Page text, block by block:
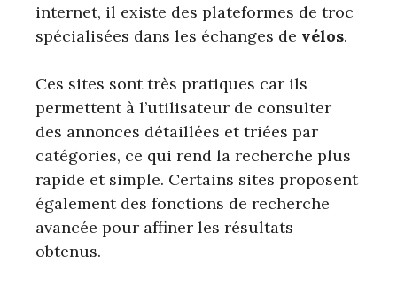
internet, il existe des plateformes de troc
spécialisées dans les échanges de vélos.
Ces sites sont très pratiques car ils
permettent à l’utilisateur de consulter
des annonces détaillées et triées par
catégories, ce qui rend la recherche plus
rapide et simple. Certains sites proposent
également des fonctions de recherche
avancée pour affiner les résultats
obtenus.